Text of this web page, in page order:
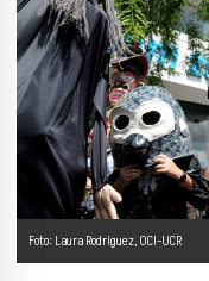
Foto: Laura Rodríguez, OCI-UCR